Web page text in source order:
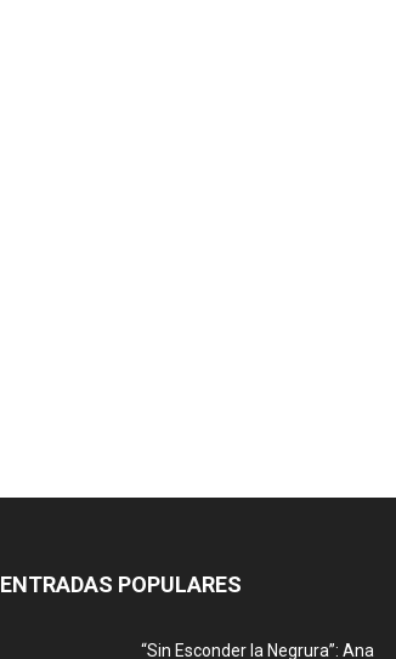
ENTRADAS POPULARES
“Sin Esconder la Negrura”: Ana